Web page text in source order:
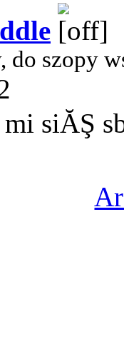
do szopy
mi siĂŞ